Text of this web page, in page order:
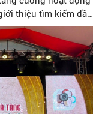
thiệu tìm kiếm đầu
tặng, lưu niệm, sản
tiêu biểu của các